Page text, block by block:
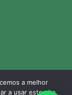
| Central de
a melhor
a usar este site,